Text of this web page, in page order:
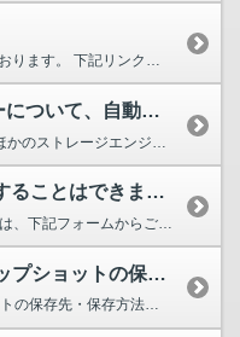
クラウド操作方法ガイドにてご紹介しております。 下記リンクよりご覧ください。 クラウド操作方法ガイド：ESS（メール配信）
MySQLエンジンのDBサーバーについて、自動バックアップにInnoDBエンジン以外を利用することはできますか？
NASの利用容量の上限を変更することはできますか。
NASの利用容量の上限を変更したい場合は、下記フォームからご申請ください。 ▼各種変更申請フォーム（※ユーザーIDとパスワードが必要です。） https://inquiry.nifclo...
自動バックアップ や DB スナップショットの保存先・保存方法について教えてください。
自動バックアップ や DB スナップショットの保存先・保存方法については非公開となっております。